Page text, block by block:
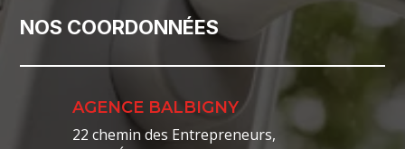
NOS COORDONNÉES
AGENCE BALBIGNY
22 chemin des Entrepreneurs,